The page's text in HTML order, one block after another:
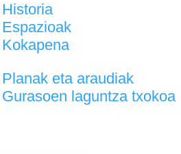
Historia
Espazioak
Kokapena
Planak eta araudiak
Gurasoen laguntza txokoa